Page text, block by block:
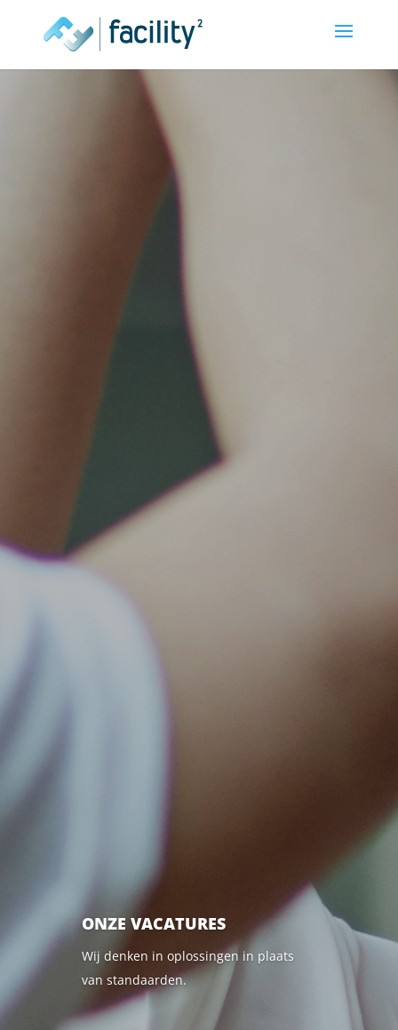
ONZE VACATURES
Wij denken in oplossingen in plaats
van standaarden.